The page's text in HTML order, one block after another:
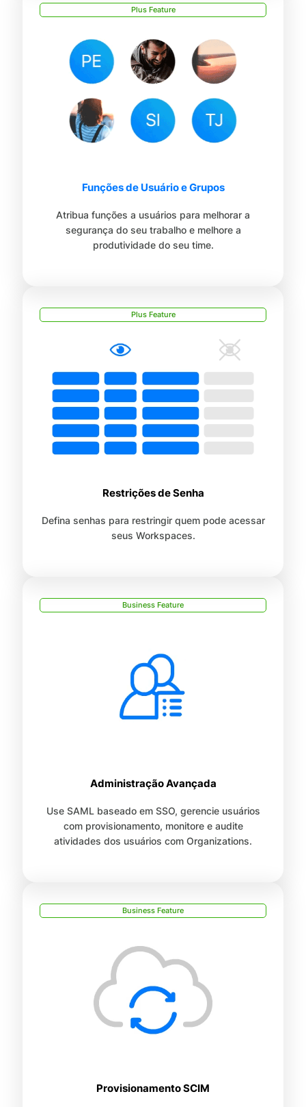
Plus Feature
Funções de Usuário e Grupos
Atribua funções a usuários para melhorar a
segurança do seu trabalho e melhore a
produtividade do seu time.
Plus Feature
Restrições de Senha
Defina senhas para restringir quem pode acessar
seus Workspaces.
Business Feature
Administração Avançada
Use SAML baseado em SSO, gerencie usuários
com provisionamento, monitore e audite
atividades dos usuários com Organizations.
Business Feature
Provisionamento SCIM